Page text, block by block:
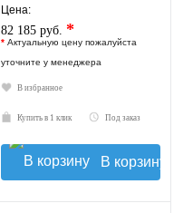
Цена:
82 185 руб. *
* Актуальную цену пожалуйста
уточните у менеджера
В избранное
Купить в 1 клик Под заказ
В корзину